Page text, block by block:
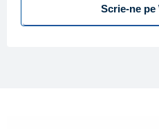
MNK-
Scrie-ne pe